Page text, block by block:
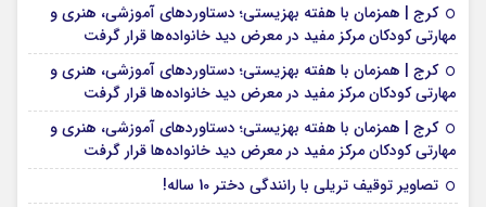
کرج | همزمان با هفته بهزیستی؛ دستاوردهای آموزشی، هنری و
مهارتی کودکان مرکز مفید در معرض دید خانواده‌ها قرار گرفت
کرج | همزمان با هفته بهزیستی؛ دستاوردهای آموزشی، هنری و
مهارتی کودکان مرکز مفید در معرض دید خانواده‌ها قرار گرفت
کرج | همزمان با هفته بهزیستی؛ دستاوردهای آموزشی، هنری و
مهارتی کودکان مرکز مفید در معرض دید خانواده‌ها قرار گرفت
تصاویر توقیف تریلی با رانندگی دختر 10 ساله!